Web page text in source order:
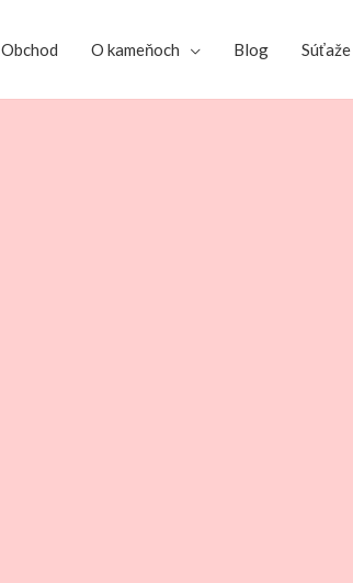
Obchod O kameňoch Blog Súťaže